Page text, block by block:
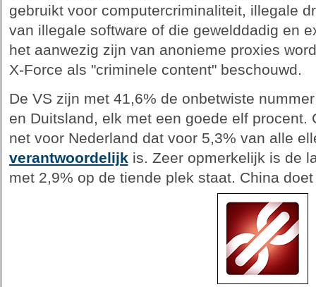
gebruikt voor computercriminaliteit, illegale
van illegale software of die gewelddadig en
het aanwezig zijn van anonieme proxies
X-Force als "criminele content" beschouwd.
De VS zijn met 41,6% de onbetwiste
en Duitsland, elk met een goede elf procent.
net voor Nederland dat voor 5,3% van alle
verantwoordelijkis. Zeer opmerkelijk is de
met 2,9% op de tiende plek staat. China